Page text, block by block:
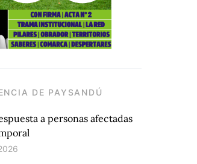
DE PAYSANDÚ
a personas afectadas